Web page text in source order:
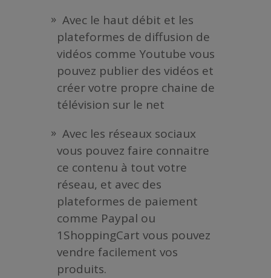
Avec le haut débit et les
plateformes de diffusion de
vidéos comme Youtube vous
pouvez publier des vidéos et
créer votre propre chaine de
télévision sur le net
Avec les réseaux sociaux
vous pouvez faire connaitre
ce contenu à tout votre
réseau, et avec des
plateformes de paiement
comme Paypal ou
1ShoppingCart vous pouvez
vendre facilement vos
produits.